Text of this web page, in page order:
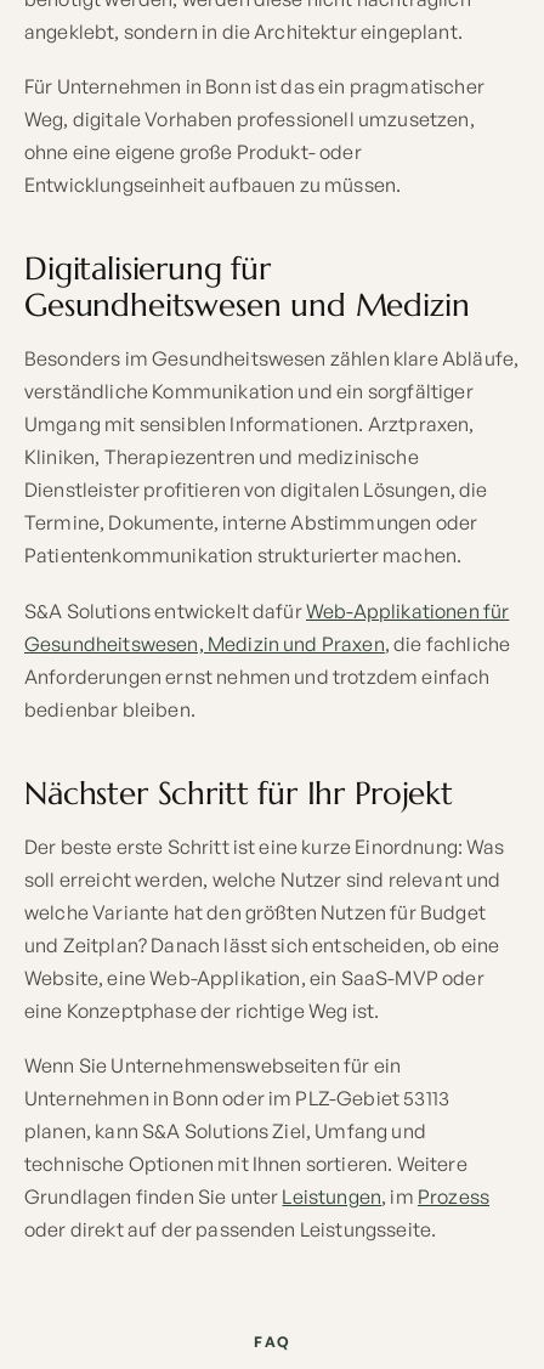
angeklebt, sondern in die Architektur eingeplant.
Für Unternehmen in Bonn ist das ein pragmatischer
Weg, digitale Vorhaben professionell umzusetzen,
ohne eine eigene große Produkt- oder
Entwicklungseinheit aufbauen zu müssen.
Digitalisierung für
Gesundheitswesen und Medizin
Besonders im Gesundheitswesen zählen klare Abläufe,
verständliche Kommunikation und ein sorgfältiger
Umgang mit sensiblen Informationen. Arztpraxen,
Kliniken, Therapiezentren und medizinische
Dienstleister profitieren von digitalen Lösungen, die
Termine, Dokumente, interne Abstimmungen oder
Patientenkommunikation strukturierter machen.
S&A Solutions entwickelt dafürWeb-Applikationen für
Gesundheitswesen, Medizin und Praxen, die fachliche
Anforderungen ernst nehmen und trotzdem einfach
bedienbar bleiben.
Nächster Schritt für Ihr Projekt
Der beste erste Schritt ist eine kurze Einordnung: Was
soll erreicht werden, welche Nutzer sind relevant und
welche Variante hat den größten Nutzen für Budget
und Zeitplan? Danach lässt sich entscheiden, ob eine
Website, eine Web-Applikation, ein SaaS-MVP oder
eine Konzeptphase der richtige Weg ist.
Wenn Sie Unternehmenswebseiten für ein
Unternehmen in Bonn oder im PLZ-Gebiet 53113
planen, kann S&A Solutions Ziel, Umfang und
technische Optionen mit Ihnen sortieren. Weitere
Grundlagen finden Sie unter Leistungen, im Prozess
oder direkt auf der passenden Leistungsseite.
FAQ